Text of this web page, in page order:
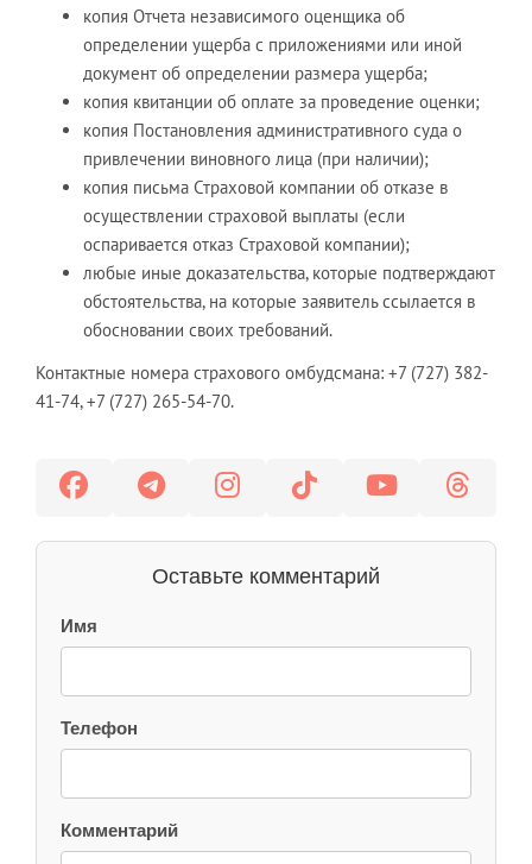
копия Отчета независимого оценщика об
определении ущерба с приложениями или иной
документ об определении размера ущерба;
копия квитанции об оплате за проведение оценки;
копия Постановления административного суда о
привлечении виновного лица (при наличии);
копия письма Страховой компании об отказе в
осуществлении страховой выплаты (если
оспаривается отказ Страховой компании);
любые иные доказательства, которые подтверждают
обстоятельства, на которые заявитель ссылается в
обосновании своих требований.
Контактные номера страхового омбудсмана: +7 (727) 382-
41-74, +7 (727) 265-54-70.
Оставьте комментарий
Имя
Телефон
Комментарий